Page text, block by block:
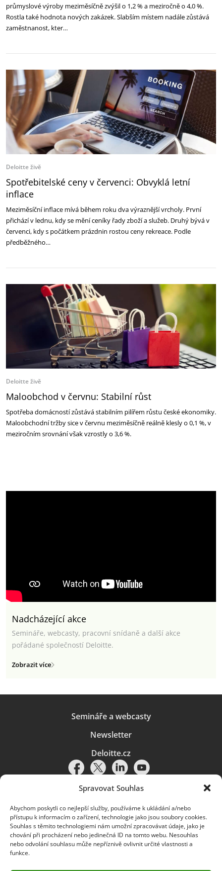
Spravovat Souhlas
Abychom poskytli co nejlepší služby, používáme k ukládání a/nebo
přístupu k informacím o zařízení, technologie jako jsou soubory cookies.
Souhlas s těmito technologiemi nám umožní zpracovávat údaje, jako je
chování při procházení nebo jedinečná ID na tomto webu. Nesouhlas
nebo odvolání souhlasu může nepříznivě ovlivnit určité vlastnosti a
funkce.
průmyslové výroby meziměsíčně zvýšil o 1,2 % a meziročně o 4,0 %.
Rostla také hodnota nových zakázek. Slabším místem nadále zůstává
zaměstnanost, kter…
Deloitte živě
Spotřebitelské ceny v červenci: Obvyklá letní
inflace
Meziměsíční inflace mívá během roku dva výraznější vrcholy. První
přichází v lednu, kdy se mění ceníky řady zboží a služeb. Druhý bývá v
červenci, kdy s počátkem prázdnin rostou ceny rekreace. Podle
předběžného…
Deloitte živě
Maloobchod v červnu: Stabilní růst
Spotřeba domácností zůstává stabilním pilířem růstu české ekonomiky.
Maloobchodní tržby sice v červnu meziměsíčně reálně klesly o 0,1 %, v
meziročním srovnání však vzrostly o 3,6 %.
Nadcházející akce
Semináře, webcasty, pracovní snídaně a další akce
pořádané společností Deloitte.
Zobrazit více
Semináře a webcasty
Newsletter
Deloitte.cz
Pravidla používání|Ochrana osobních údajů|Soubory cookies |
Deloitte.cz
© 2026. Více informací najdete vPravidlech používání.
Deloitte označuje jednu či více společností globální sítě členských